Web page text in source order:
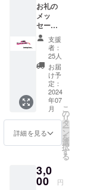
お礼の
メッ
セージ
上柳祭
オリジ
ナルし
おり(ご
来場い
ただい
た方限
定) ・商
品サイ
ズ：横
５×縦11
支援
者：
25人
お届
け予
定：
2024
年07
月
詳細を見る
こ
の
リ
タ
ー
ン
を
選
択
す
る
3,0
00 円